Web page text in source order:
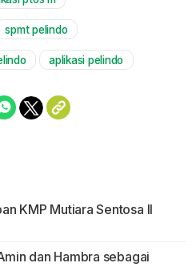
spmt pelindo
aplikasi pelindo
KMP Mutiara Sentosa II
dan Hambra sebagai